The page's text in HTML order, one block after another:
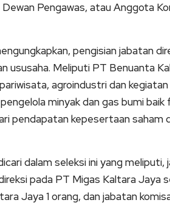
Pengawas, atau Anggota
pengisian jabatan
ususaha. Meliputi PT Benuanta
agroindustri dan
minyak dan gas bumi
pendapatan kepesertaan saham
dalam seleksi ini yang meliputi,
pada PT Migas Kaltara Jaya
Jaya 1 orang, dan jabatan